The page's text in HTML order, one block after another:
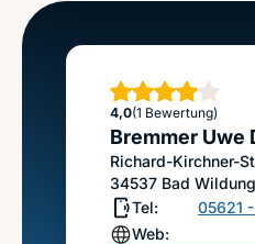
Bremmer Uwe Dr.
4,0
Sterne
(1 Bewertung)
Bremmer Uwe
Richard-Kirchner-
34537 Bad
Tel:
05621
Web: